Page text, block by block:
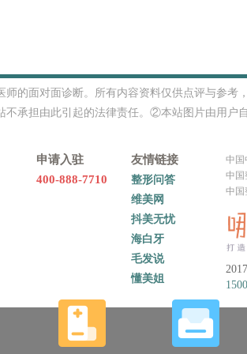
的面对面诊断。所有内容资料仅供点评与参考
不承担由此引起的法律责任。②本站图片由用户
申请入驻
400-888-7710
友情链接
整形问答
维美网
抖美无忧
海白牙
毛发说
懂美姐
中国
中国
中国